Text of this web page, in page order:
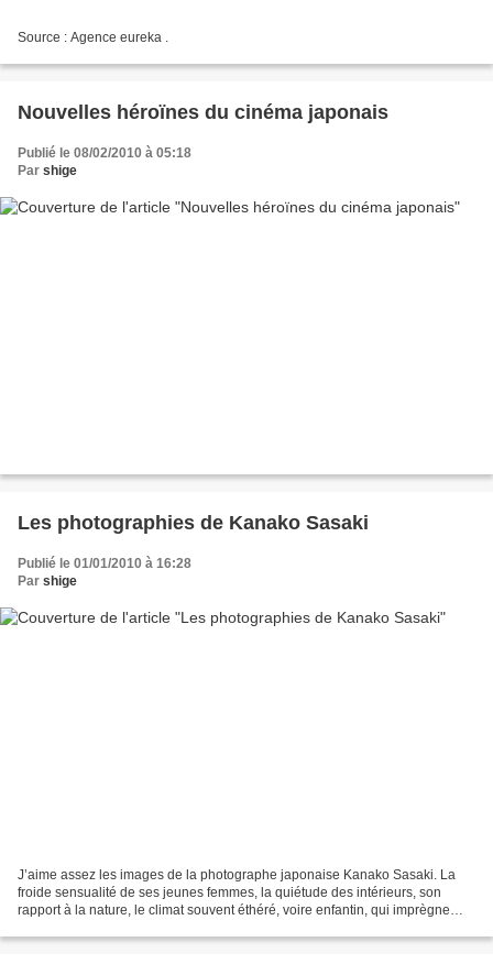
Source : Agence eureka .
Nouvelles héroïnes du cinéma japonais
Publié le 08/02/2010 à 05:18
Par shige
Les photographies de Kanako Sasaki
Publié le 01/01/2010 à 16:28
Par shige
J’aime assez les images de la photographe japonaise Kanako Sasaki. La
froide sensualité de ses jeunes femmes, la quiétude des intérieurs, son
rapport à la nature, le climat souvent éthéré, voire enfantin, qui imprègne